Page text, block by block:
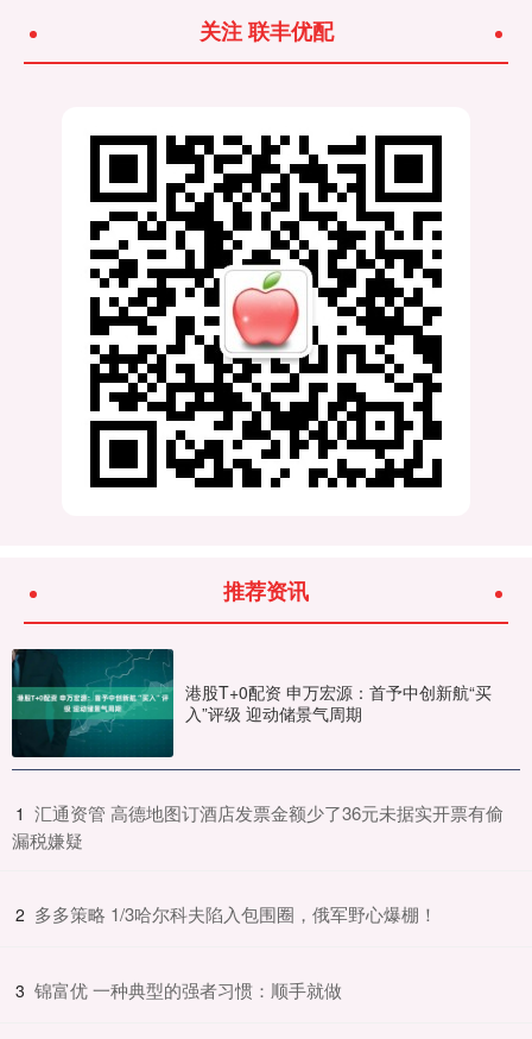
关注 联丰优配
推荐资讯
港股T+0配资 申万宏源：首予中创新航“买
入”评级 迎动储景气周期
1 ​汇通资管 高德地图订酒店发票金额少了36元未据实开票有偷
漏税嫌疑
2 ​多多策略 1/3哈尔科夫陷入包围圈，俄军野心爆棚！
3 ​锦富优 一种典型的强者习惯：顺手就做